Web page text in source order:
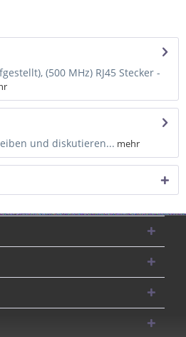
(500 MHz) RJ45 Stecker -
und diskutieren... mehr